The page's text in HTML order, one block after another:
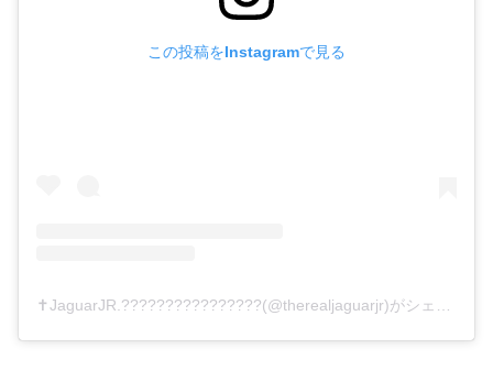
この投稿をInstagramで見る
✝️JaguarJR.????????????????(@therealjaguarjr)がシェアした投稿